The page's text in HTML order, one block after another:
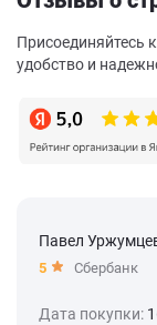
Присоединяйтесь
удобство и
Павел
5 Сбербанк
Дата покупки: